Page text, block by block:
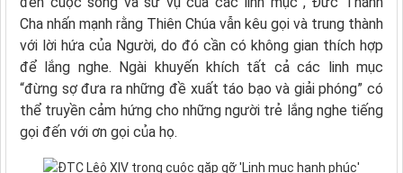
Cha nhấn mạnh rằng Thiên Chúa vẫn kêu gọi và trung thành
với lời hứa của Người, do đó cần có không gian thích hợp
để lắng nghe. Ngài khuyến khích tất cả các linh mục
“đừng sợ đưa ra những đề xuất táo bạo và giải phóng” có
thể truyền cảm hứng cho những người trẻ lắng nghe tiếng
gọi đến với ơn gọi của họ.